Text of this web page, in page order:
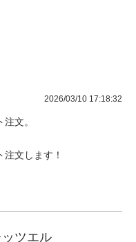
2026/03/10 17:18:32
文。
文します！
ツエル